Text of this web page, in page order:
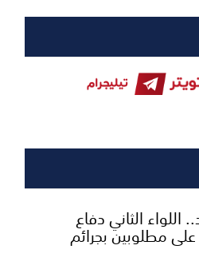
اللواء الثاني دفاع
مطلوبين بجرائم